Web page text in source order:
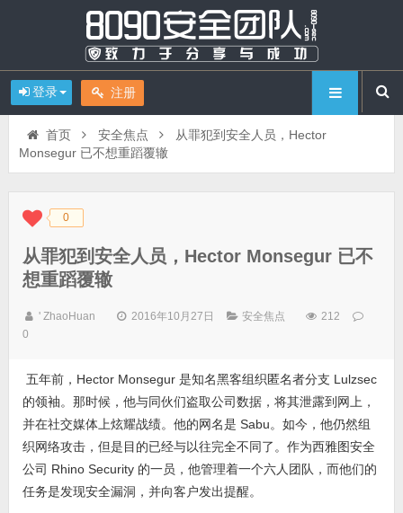
登录 注册
首页 安全焦点
从罪犯到安全人员，Hector
Monsegur 已不想重蹈覆辙
◆◆ 0
从罪犯到安全人员，Hector Monsegur 已不
想重蹈覆辙
' ZhaoHuan 2016年10月27日 安全焦点
212
0
五年前，Hector Monsegur 是知名黑客组织匿名者分支 Lulzsec
的领袖。那时候，他与同伙们盗取公司数据，将其泄露到网上，
并在社交媒体上炫耀战绩。他的网名是 Sabu。如今，他仍然组
织网络攻击，但是目的已经与以往完全不同了。作为西雅图安全
公司 Rhino Security 的一员，他管理着一个六人团队，而他们的
任务是发现安全漏洞，并向客户发出提醒。